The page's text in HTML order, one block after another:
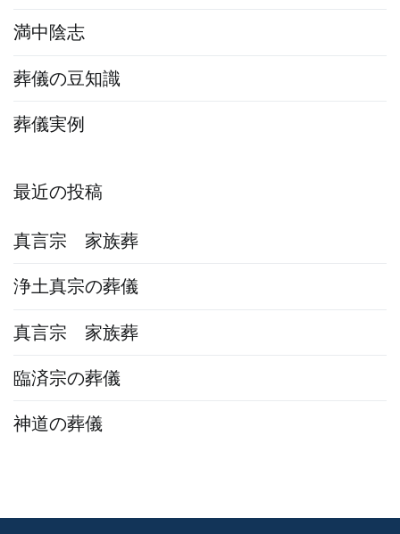
満中陰志
葬儀の豆知識
葬儀実例
最近の投稿
真言宗 家族葬
浄土真宗の葬儀
真言宗 家族葬
臨済宗の葬儀
神道の葬儀